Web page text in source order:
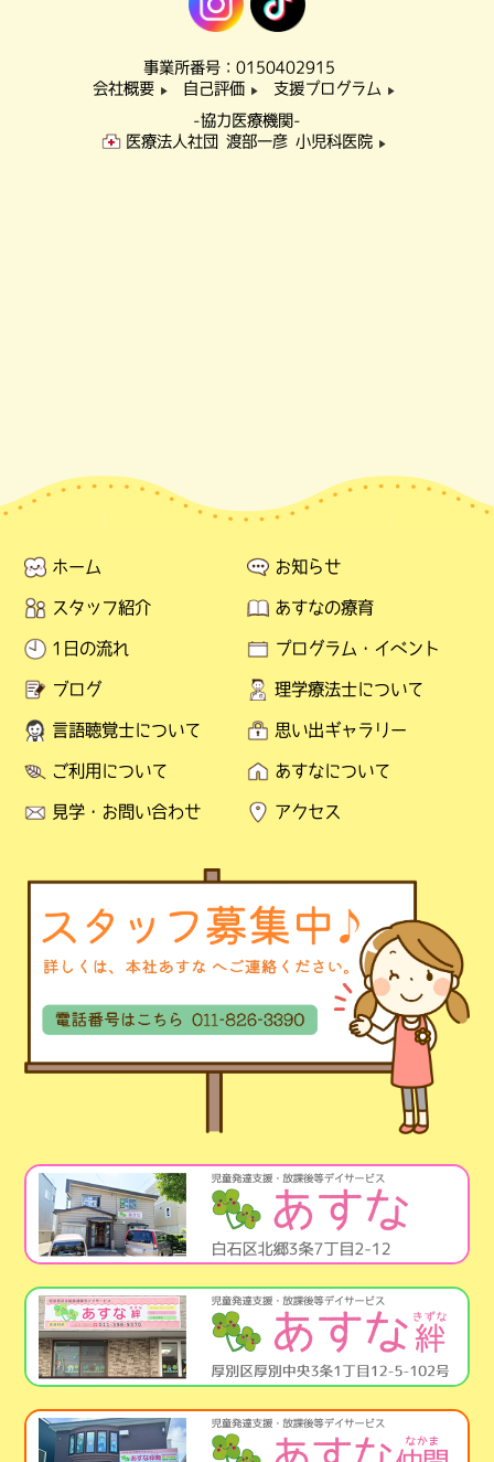
事業所番号：0150402915
会社概要
▶ 自己評価 ▶ 支援プログラム ▶
-協力医療機関-
医療法人社団 渡部一彦 小児科医院
▶
ホーム お知らせ
スタッフ紹介 あすなの療育
1日の流れ プログラム・イベント
ブログ 理学療法士について
言語聴覚士について 思い出ギャラリー
ご利用について あすなについて
見学・お問い合わせ アクセス